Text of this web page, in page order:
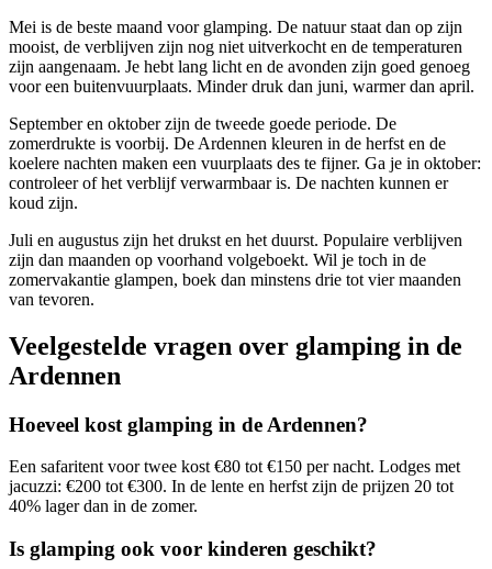
Mei is de beste maand voor glamping. De natuur staat dan op zijn
mooist, de verblijven zijn nog niet uitverkocht en de temperaturen
zijn aangenaam. Je hebt lang licht en de avonden zijn goed genoeg
voor een buitenvuurplaats. Minder druk dan juni, warmer dan april.
September en oktober zijn de tweede goede periode. De
zomerdrukte is voorbij. De Ardennen kleuren in de herfst en de
koelere nachten maken een vuurplaats des te fijner. Ga je in oktober:
controleer of het verblijf verwarmbaar is. De nachten kunnen er
koud zijn.
Juli en augustus zijn het drukst en het duurst. Populaire verblijven
zijn dan maanden op voorhand volgeboekt. Wil je toch in de
zomervakantie glampen, boek dan minstens drie tot vier maanden
van tevoren.
Veelgestelde vragen over glamping in de
Ardennen
Hoeveel kost glamping in de Ardennen?
Een safaritent voor twee kost €80 tot €150 per nacht. Lodges met
jacuzzi: €200 tot €300. In de lente en herfst zijn de prijzen 20 tot
40% lager dan in de zomer.
Is glamping ook voor kinderen geschikt?